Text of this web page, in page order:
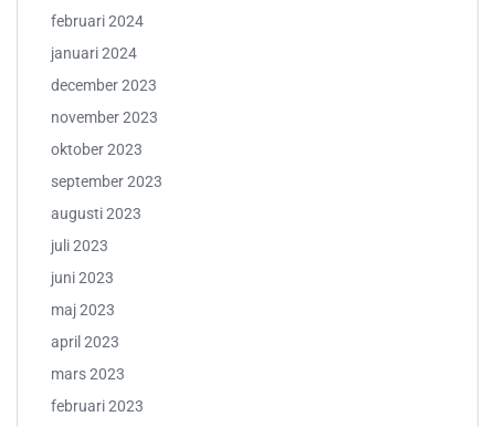
februari 2024
januari 2024
december 2023
november 2023
oktober 2023
september 2023
augusti 2023
juli 2023
juni 2023
maj 2023
april 2023
mars 2023
februari 2023